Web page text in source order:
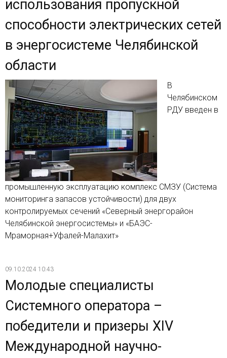
использования пропускной
способности электрических сетей
в энергосистеме Челябинской
области
В
Челябинском
РДУ введен в
промышленную эксплуатацию комплекс СМЗУ (Система
мониторинга запасов устойчивости) для двух
контролируемых сечений «Северный энергорайон
Челябинской энергосистемы» и «БАЭС-
Мраморная+Уфалей-Малахит»
09.10.2024 10:43
Молодые специалисты
Системного оператора –
победители и призеры XIV
Международной научно-